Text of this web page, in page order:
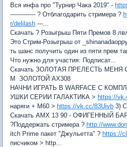
Вся инфа про "Турнир Чака 2019" -
------------- ? Отблагодарить стримера ?
r/delilash ---...
Скачать ? Розыгрыш Пяти Премов 8
Это Стрим-Розыгрыш от
ть шанс получить один из пяти прем
Что нужно для участия: Подписат...
Скачать ЗОЛОТАЯ ПРЕЛЕСТЬ МЕНЯ
М ЗОЛОТОЙ АХ308
НАЧНИ ИГРАТЬ В WARFACE С
УШКИ СЕРИИ ГАЛАКТИКА > https://
наряги + М60 > https://vk.cc/83Uivb 3)
Скачать АМХ 13 90 - ОФИГЕННЫЙ
?Поддержать стримера ? http://
itch Prime пакет "Джульетта" ? https://
писчиком > http...